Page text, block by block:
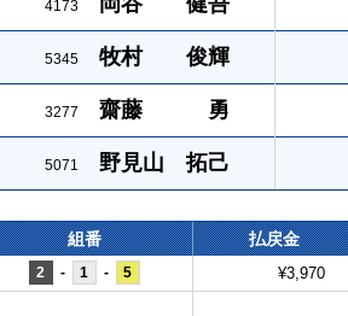
4173
5345 牧村 俊輝
3277 齋藤 勇
5071 野見山 拓己
組番 払戻金
2 - 1 - 5 ¥3,970